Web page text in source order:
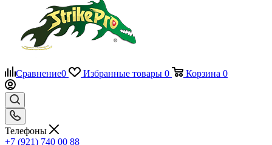
Сравнение0 Избранные товары 0 Корзина 0
Телефоны
+7 (921) 740 00 88